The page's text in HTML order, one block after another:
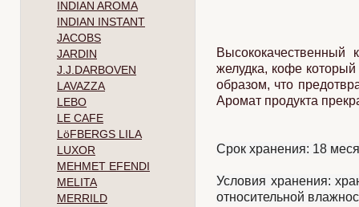
INDIAN AROMA
INDIAN INSTANT
JACOBS
JARDIN
J.J.DARBOVEN
LAVAZZA
LEBO
LE CAFE
LöFBERGS LILA
LUXOR
MEHMET EFENDI
MELITA
MERRILD
желудка, кофе
образом, что
Аромат продукта
Срок хранения: 18
Условия хранения:
относительной